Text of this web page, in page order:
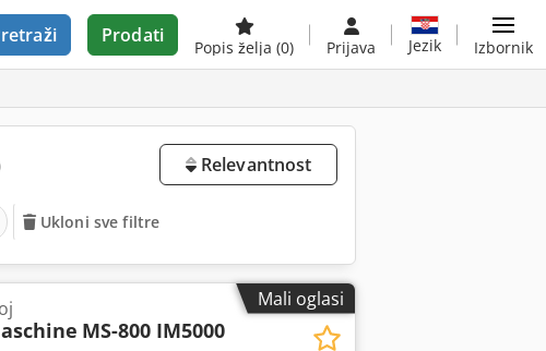
Prodati
Popis želja (0) Prijava Jezik Izbornik
Relevantnost
Ukloni sve filtre
Mali oglasi
MS-800 IM5000